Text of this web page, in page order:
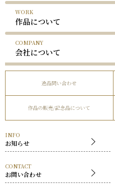
黒木国昭について
谷口榮について
略歴
受賞歴
WORK
作品について
黒木国昭の作品
谷口榮の作品
COMPANY
会社について
社長挨拶
逸品問い合わせ
作品の販売/記念品について
INFO
お知らせ
CONTACT
お問い合わせ